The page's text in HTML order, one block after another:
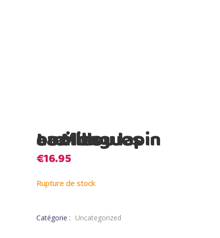
La Millou lapin aux longues oreilles
€16.95
Rupture de stock
Catégorie : Uncategorized